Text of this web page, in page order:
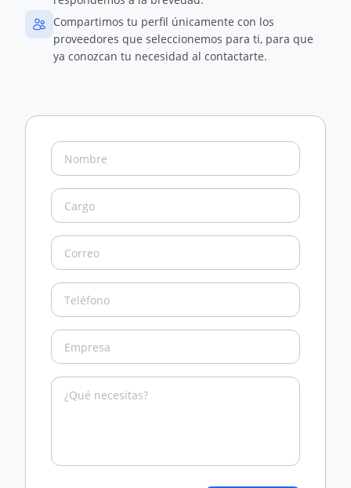
Compartimos tu perfil únicamente con los
proveedores que seleccionemos para ti, para que
ya conozcan tu necesidad al contactarte.